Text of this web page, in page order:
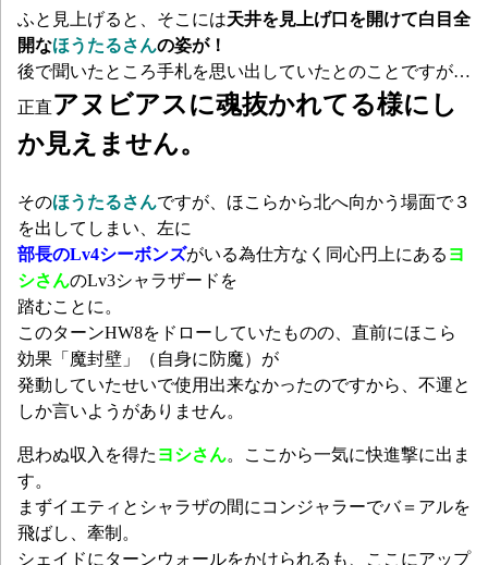
ふと見上げると、そこには天井を見上げ口を開けて白目全
開なほうたるさんの姿が！
後で聞いたところ手札を思い出していたとのことですが…
正直アヌビアスに魂抜かれてる様にし
か見えません。
そのほうたるさんですが、ほこらから北へ向かう場面で３
を出してしまい、左に
部長のLv4シーボンズがいる為仕方なく同心円上にある ヨ
シさんのLv3シャラザードを
踏むことに。
このターンHW8をドローしていたものの、直前にほこら
効果「魔封壁」（自身に防魔）が
発動していたせいで使用出来なかったのですから、不運と
しか言いようがありません。
思わぬ収入を得た ヨシさん。ここから一気に快進撃に出ま
す。
まずイエティとシャラザの間にコンジャラーでバ＝アルを
飛ばし、牽制。
シェイドにターンウォールをかけられるも、ここにアップ